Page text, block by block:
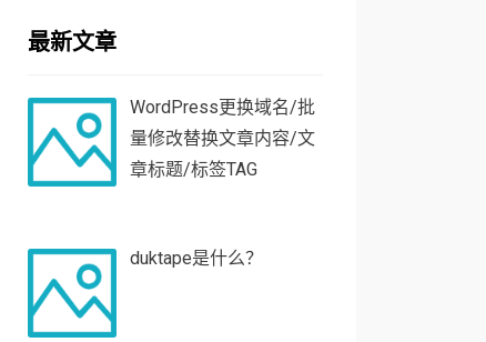
最新文章
WordPress更换域名/批
量修改替换文章内容/文
章标题/标签TAG
duktape是什么？